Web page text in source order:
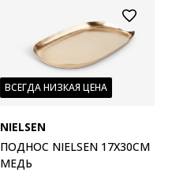
ВСЕГДА НИЗКАЯ ЦЕНА
NIELSEN
ПОДНОС NIELSEN 17X30СМ
МЕДЬ